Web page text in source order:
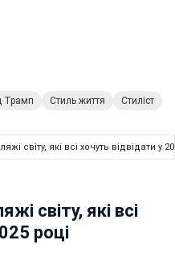
Трамп Стиль життя Стиліст
світу, які всі хочуть відвідати у
світу, які всі
році